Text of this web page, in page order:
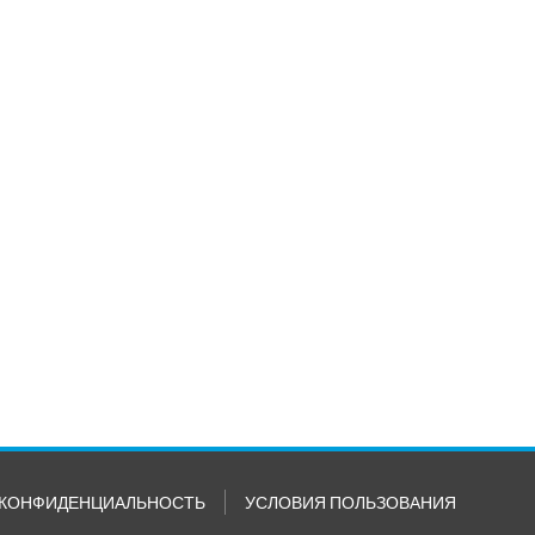
КОНФИДЕНЦИАЛЬНОСТЬ УСЛОВИЯ ПОЛЬЗОВАНИЯ